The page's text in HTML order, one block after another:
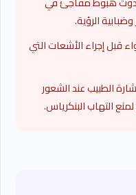
الرؤية.
قبل إجراء الأشعات التي
الطبيب عند الشعور
التهاب البنكرياس.